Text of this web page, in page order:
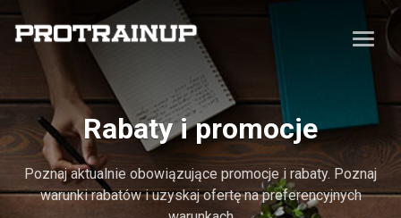
Rabaty i promocje
Poznaj aktualnie obowiązujące promocje i rabaty. Poznaj
warunki rabatów i uzyskaj ofertę na preferencyjnych